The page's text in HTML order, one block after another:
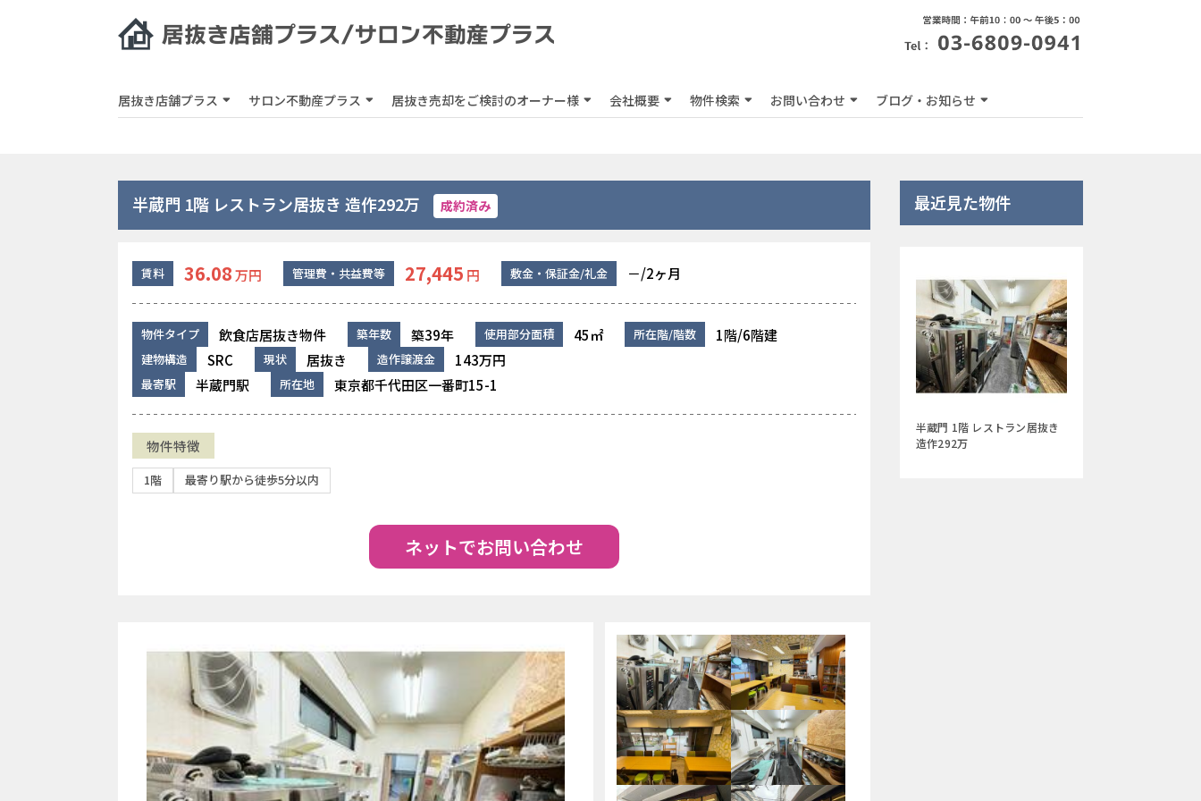
居抜き店舗プラス サロン不動産プラス 居抜き売却をご検討のオーナー様 会社概要 物件検索 お問い合わせ ブログ・お知らせ
半蔵門 1階 レストラン居抜き 造作292万 成約済み
賃料 36.08万円 管理費・共益費等 27,445 円 敷金・保証金/礼金 －/2ヶ月
物件タイプ 飲食店居抜き物件 築年数 築39年 使用部分面積 45㎡ 所在階/階数 1階/6階建
建物構造 SRC 現状 居抜き 造作譲渡金 143万円
最寄駅 半蔵門駅 所在地 東京都千代田区一番町15-1
物件特徴
1階 最寄り駅から徒歩5分以内
ネットでお問い合わせ
最近見た物件
半蔵門 1階 レストラン居抜き
造作292万